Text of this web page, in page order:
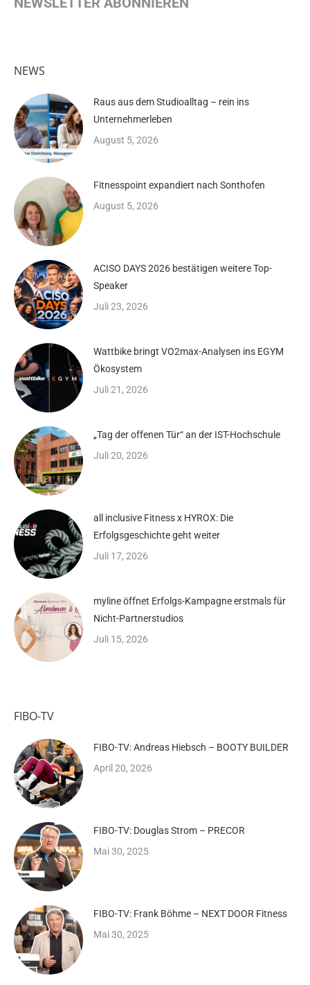
NEWS
Raus aus dem Studioalltag – rein ins
Unternehmerleben
August 5, 2026
Fitnesspoint expandiert nach Sonthofen
August 5, 2026
ACISO DAYS 2026 bestätigen weitere Top-
Speaker
Juli 23, 2026
Wattbike bringt VO2max-Analysen ins EGYM
Ökosystem
Juli 21, 2026
„Tag der offenen Tür“ an der IST-Hochschule
Juli 20, 2026
all inclusive Fitness x HYROX: Die
Erfolgsgeschichte geht weiter
Juli 17, 2026
myline öffnet Erfolgs-Kampagne erstmals für
Nicht-Partnerstudios
Juli 15, 2026
FIBO-TV
FIBO-TV: Andreas Hiebsch – BOOTY BUILDER
April 20, 2026
FIBO-TV: Douglas Strom – PRECOR
Mai 30, 2025
FIBO-TV: Frank Böhme – NEXT DOOR Fitness
Mai 30, 2025